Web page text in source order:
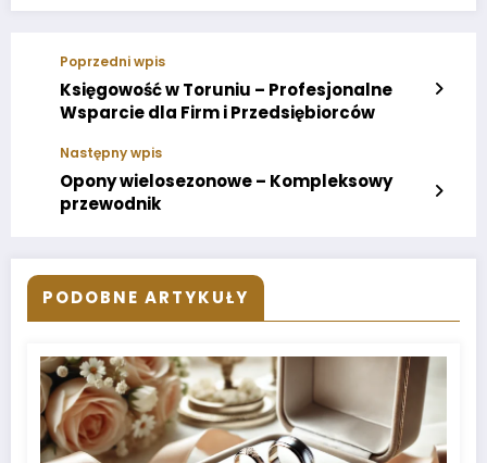
Poprzedni wpis
Księgowość w Toruniu – Profesjonalne
Wsparcie dla Firm i Przedsiębiorców
Następny wpis
Opony wielosezonowe – Kompleksowy
przewodnik
PODOBNE ARTYKUŁY